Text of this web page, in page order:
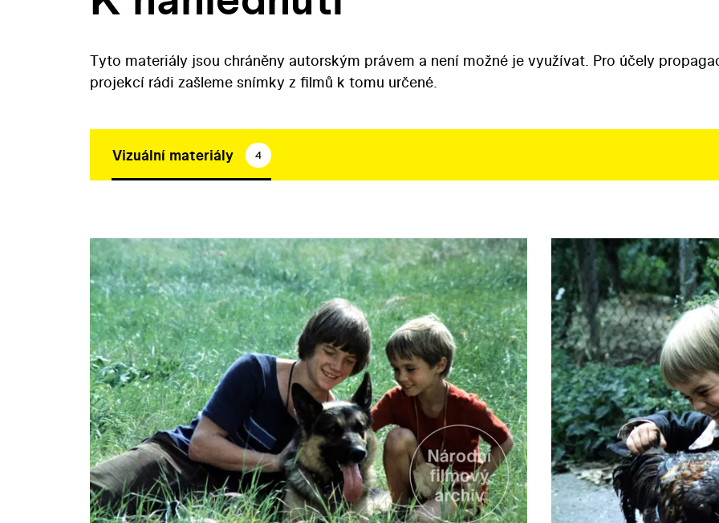
Tyto materiály jsou chráněny autorským právem a není možné je využívat. Pro účely
projekcí rádi zašleme snímky z filmů k tomu určené.
Vizuální materiály 4